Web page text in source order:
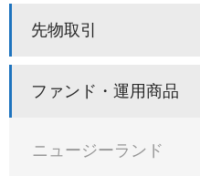
先物取引
ファンド・運用商品
ニュージーランド